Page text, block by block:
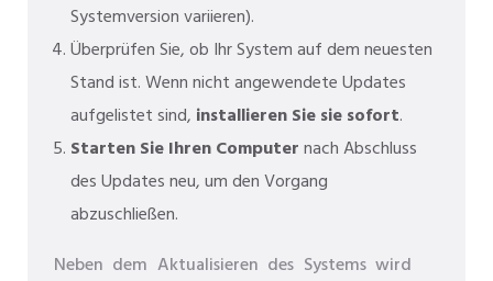
Systemversion variieren).
Überprüfen Sie, ob Ihr System auf dem neuesten
Stand ist. Wenn nicht angewendete Updates
aufgelistet sind, installieren Sie sie sofort.
Starten Sie Ihren Computernach Abschluss
des Updates neu, um den Vorgang
abzuschließen.
Neben dem Aktualisieren des Systems wird